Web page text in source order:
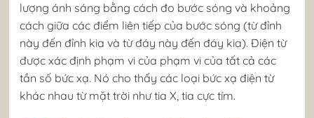
lượng ánh sáng bằng cách đo bước sóng và khoảng
cách giữa các điểm liên tiếp của bước sóng (từ đỉnh
này đến đỉnh kia và từ đáy này đến đáy kia). Điện từ
được xác định phạm vi của phạm vi của tất cả các
tần số bức xạ. Nó cho thấy các loại bức xạ điện từ
khác nhau từ mặt trời như tia X, tia cực tím.